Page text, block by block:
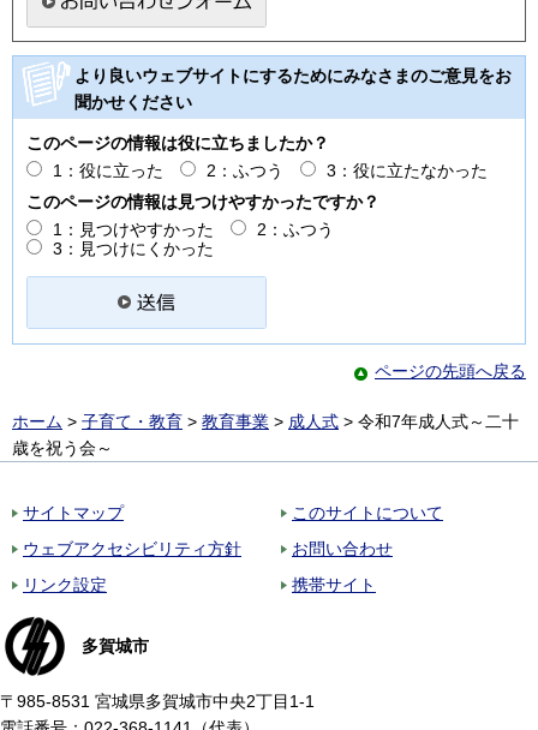
より良いウェブサイトにするためにみなさまのご意見をお
聞かせください
このページの情報は役に立ちましたか？
1：役に立った
2：ふつう
3：役に立たなかった
このページの情報は見つけやすかったですか？
1：見つけやすかった
2：ふつう
3：見つけにくかった
ページの先頭へ戻る
ホーム > 子育て・教育 > 教育事業 > 成人式 > 令和7年成人式～二十
歳を祝う会～
サイトマップ
このサイトについて
ウェブアクセシビリティ方針
お問い合わせ
リンク設定
携帯サイト
多賀城市
〒985-8531 宮城県多賀城市中央2丁目1-1